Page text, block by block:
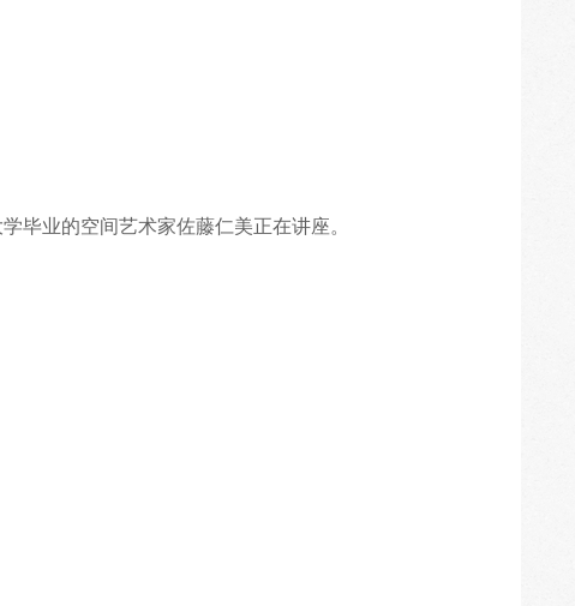
毕业的空间艺术家佐藤仁美正在讲座。